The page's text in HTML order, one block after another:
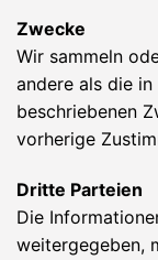
Zwecke
Wir sammeln
andere als die
beschriebenen
vorherige
Dritte Parteien
Die
weitergegeben,